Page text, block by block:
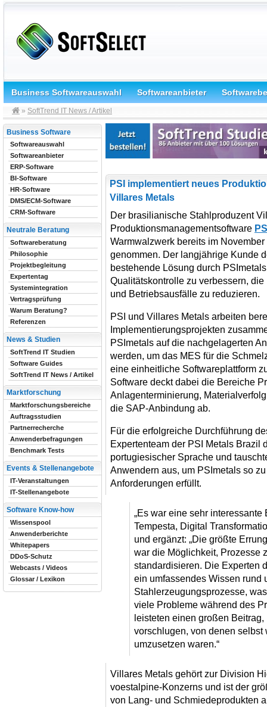
Business Softwareauswahl Softwareanbieter
» SoftTrend IT News / Artikel
PSI implementiert neues
Villares Metals
Der brasilianische Stahlproduzent
Produktionsmanagementsoftware
Warmwalzwerk bereits im
genommen. Der langjährige Kunde
bestehende Lösung durch
Qualitätskontrolle zu verbessern,
und Betriebsausfälle zu reduzieren.
PSI und Villares Metals arbeiten
Implementierungsprojekten
PSImetals auf die nachgelagerten
werden, um das MES für die
eine einheitliche Softwareplattform
Software deckt dabei die Bereiche
Anlagenterminierung,
die SAP-Anbindung ab.
Für die erfolgreiche Durchführung
Expertenteam der PSI Metals Brazil
portugiesischer Sprache und
Anwendern aus, um PSImetals so
Anforderungen erfüllt.
„Es war eine sehr interessante
Tempesta, Digital
und ergänzt: „Die größte
war die Möglichkeit, Prozesse
standardisieren. Die Experten
ein umfassendes Wissen rund
Stahlerzeugungsprozesse,
viele Probleme während des
leisteten einen großen
vorschlugen, von denen
umzusetzen waren.“
Villares Metals gehört zur Division
voestalpine-Konzerns und ist der
von Lang- und Schmiedeprodukten
Business Software
Softwareauswahl
Softwareanbieter
ERP-Software
BI-Software
HR-Software
DMS/ECM-Software
CRM-Software
Neutrale Beratung
Softwareberatung
Philosophie
Projektbegleitung
Expertentag
Systemintegration
Vertragsprüfung
Warum Beratung?
Referenzen
News & Studien
SoftTrend IT Studien
Software Guides
SoftTrend IT News / Artikel
Marktforschung
Marktforschungsbereiche
Auftragsstudien
Partnerrecherche
Anwenderbefragungen
Benchmark Tests
Events & Stellenangebote
IT-Veranstaltungen
IT-Stellenangebote
Software Know-how
Wissenspool
Anwenderberichte
Whitepapers
DDoS-Schutz
Webcasts / Videos
Glossar / Lexikon